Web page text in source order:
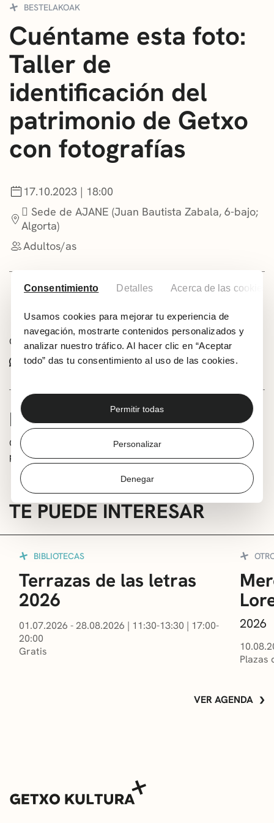
Consentimiento Detalles Acerca de las cookies
Usamos cookies para mejorar tu experiencia de
navegación, mostrarte contenidos personalizados y
analizar nuestro tráfico. Al hacer clic en “Aceptar
todo” das tu consentimiento al uso de las cookies.
Permitir todas
Personalizar
Denegar
NOTICIAS
GETXO KULTURA
ASOCIACIONES CULTURALES
BESTELAKOAK
Cuéntame esta foto:
Taller de
identificación del
patrimonio de Getxo
con fotografías
17.10.2023 | 18:00
 Sede de AJANE (Juan Bautista Zabala, 6-bajo;
Algorta)
Adultos/as
Comparte este evento:
Whatsapp
Facebook X
INFORMACIÓN
Cuéntame esta foto: Taller de identificación del
patrimonio de Getxo con fotografías
TE PUEDE INTERESAR
BIBLIOTECAS
Terrazas de las letras
2026
01.07.2026 - 28.08.2026 | 11:30-13:30 | 17:00-
20:00
Gratis
2026
Plazas
VER AGENDA